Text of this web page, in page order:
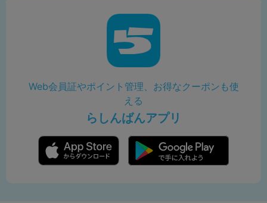
Web会員証やポイント管理、お得なクーポンも使
える
らしんばんアプリ